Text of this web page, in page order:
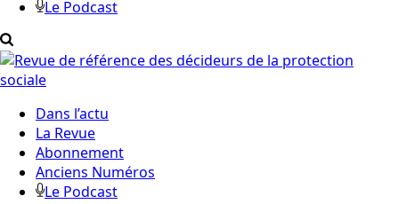
Le Podcast
Dans l’actu
La Revue
Abonnement
Anciens Numéros
Le Podcast